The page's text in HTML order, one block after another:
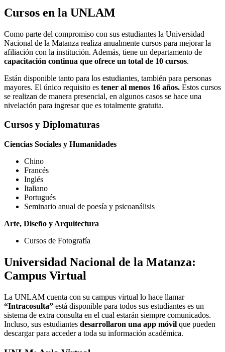
Cursos en la UNLAM
Como parte del compromiso con sus estudiantes la Universidad
Nacional de la Matanza realiza anualmente cursos para mejorar la
afiliación con la institución. Además, tiene un departamento de
capacitación continua que ofrece un total de 10 cursos.
Están disponible tanto para los estudiantes, también para personas
mayores. El único requisito es tener al menos 16 años. Estos cursos
se realizan de manera presencial, en algunos casos se hace una
nivelación para ingresar que es totalmente gratuita.
Cursos y Diplomaturas
Ciencias Sociales y Humanidades
Chino
Francés
Inglés
Italiano
Portugués
Seminario anual de poesía y psicoanálisis
Arte, Diseño y Arquitectura
Cursos de Fotografía
Universidad Nacional de la Matanza:
Campus Virtual
La UNLAM cuenta con su campus virtual lo hace llamar
“Intracosulta” está disponible para todos sus estudiantes es un
sistema de extra consulta en el cual estarán siempre comunicados.
Incluso, sus estudiantes desarrollaron una app móvil que pueden
descargar para acceder a toda su información académica.